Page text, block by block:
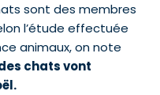
sont des membres
l’étude effectuée
animaux, on note
chats vont